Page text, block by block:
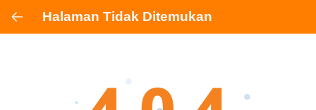
Halaman Tidak Ditemukan